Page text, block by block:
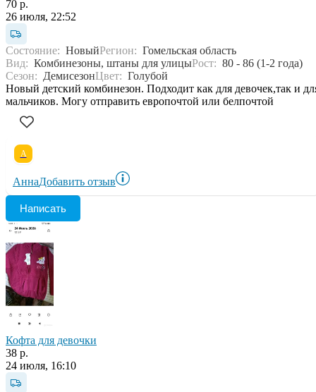
70 р.
26 июля, 22:52
Состояние: НовыйРегион: Гомельская область
Вид: Комбинезоны, штаны для улицыРост: 80 - 86 (1-2 года)
Сезон: ДемисезонЦвет: Голубой
Новый детский комбинезон. Подходит как для девочек,так и
мальчиков. Могу отправить европочтой или белпочтой
А
АннаДобавить отзыв
Написать
Кофта для девочки
38 р.
24 июля, 16:10